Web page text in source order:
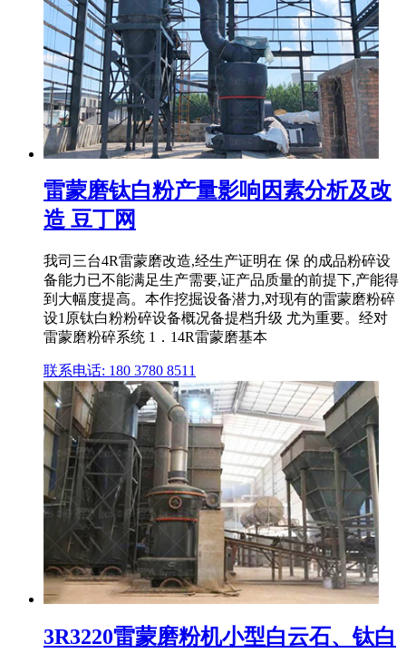
雷蒙磨钛白粉产量影响因素分析及改
造 豆丁网
我司三台4R雷蒙磨改造,经生产证明在 保 的成品粉碎设
备能力已不能满足生产需要,证产品质量的前提下,产能得
到大幅度提高。本作挖掘设备潜力,对现有的雷蒙磨粉碎
设1原钛白粉粉碎设备概况备提档升级 尤为重要。经对
雷蒙磨粉碎系统 1．14R雷蒙磨基本
联系电话: 180 3780 8511
3R3220雷蒙磨粉机小型白云石、钛白